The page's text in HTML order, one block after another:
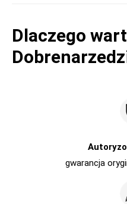
Dlaczego
gwarancja